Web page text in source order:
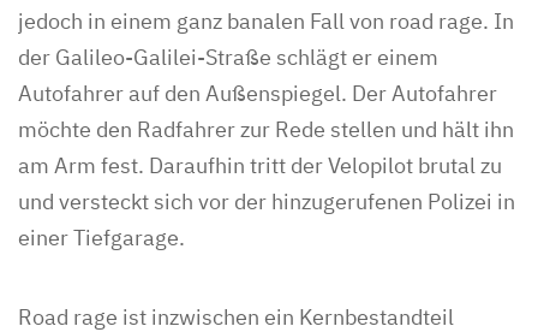
jedoch in einem ganz banalen Fall von road rage. In
der Galileo-Galilei-Straße schlägt er einem
Autofahrer auf den Außenspiegel. Der Autofahrer
möchte den Radfahrer zur Rede stellen und hält ihn
am Arm fest. Daraufhin tritt der Velopilot brutal zu
und versteckt sich vor der hinzugerufenen Polizei in
einer Tiefgarage.
Road rage ist inzwischen ein Kernbestandteil